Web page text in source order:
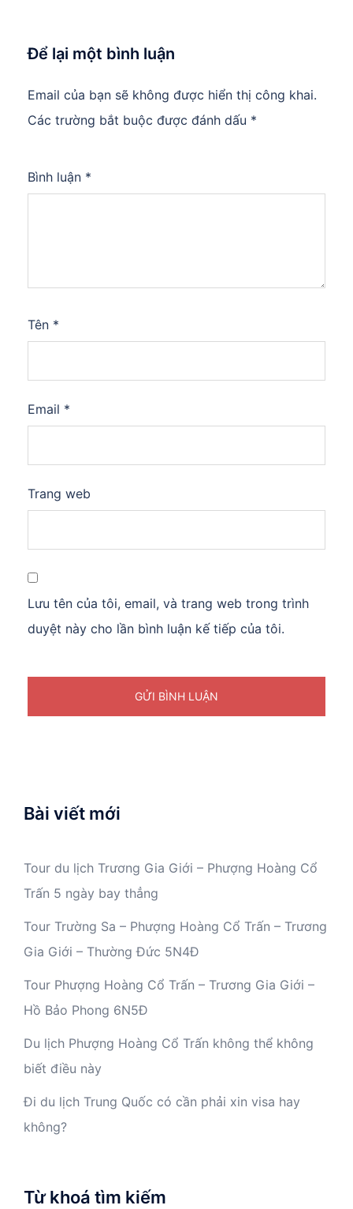
Để lại một bình luận
Email của bạn sẽ không được hiển thị công khai.
Các trường bắt buộc được đánh dấu *
Bình luận *
Tên *
Email *
Trang web
Lưu tên của tôi, email, và trang web trong trình
duyệt này cho lần bình luận kế tiếp của tôi.
Bài viết mới
Tour du lịch Trương Gia Giới – Phượng Hoàng Cổ
Trấn 5 ngày bay thẳng
Tour Trường Sa – Phượng Hoàng Cổ Trấn – Trương
Gia Giới – Thường Đức 5N4Đ
Tour Phượng Hoàng Cổ Trấn – Trương Gia Giới –
Hồ Bảo Phong 6N5Đ
Du lịch Phượng Hoàng Cổ Trấn không thể không
biết điều này
Đi du lịch Trung Quốc có cần phải xin visa hay
không?
Từ khoá tìm kiếm